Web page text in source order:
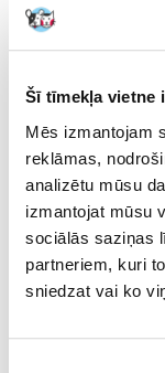
Šī tīmekļa vietne
Mēs izmantojam
reklāmas,
analizētu mūsu
izmantojat mūsu
sociālās saziņas
partneriem, kuri
sniedzat vai ko
- plastmasas trauks-
sūklis ar atbilstoši
saglabāt augstus
Tehniskie dati
:- Filtra izmēri bez
Enerģijas
patēriņš:
4,2 W-
Jauda: 260 l/h